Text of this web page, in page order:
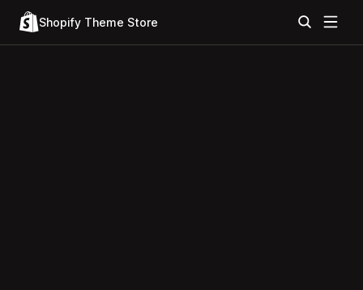
Shopify Theme Store